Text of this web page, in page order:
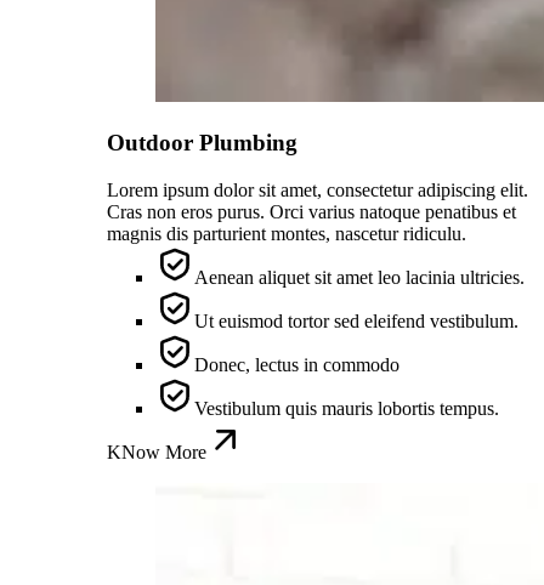
Outdoor Plumbing
Lorem ipsum dolor sit amet, consectetur adipiscing elit.
Cras non eros purus. Orci varius natoque penatibus et
magnis dis parturient montes, nascetur ridiculu.
Aenean aliquet sit amet leo lacinia ultricies.
Ut euismod tortor sed eleifend vestibulum.
Donec, lectus in commodo
Vestibulum quis mauris lobortis tempus.
KNow More